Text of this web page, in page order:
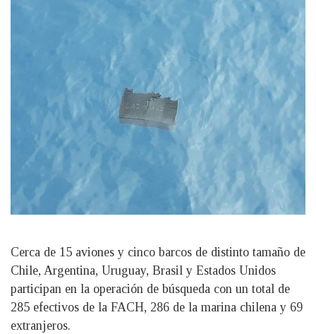
Cerca de 15 aviones y cinco barcos de distinto tamaño de
Chile, Argentina, Uruguay, Brasil y Estados Unidos
participan en la operación de búsqueda con un total de
285 efectivos de la FACH, 286 de la marina chilena y 69
extranjeros.